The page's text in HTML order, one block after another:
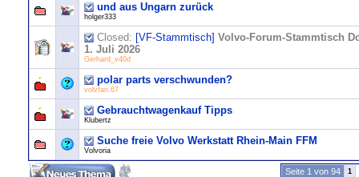
und aus Ungarn zurück
holger333
Closed: [VF-Stammtisch] Volvo-Forum-Stammtisch
1. Juli 2026
Gerhard_v40d
polar parts verschwunden?
volvfan.67
Gebrauchtwagenkauf Tipps
Klubertz
Suche freie Volvo Werkstatt Rhein-Main FFM
Volvoria
Seite 1 von 94 1